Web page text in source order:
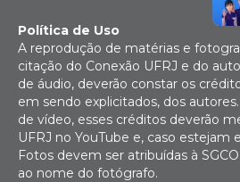
Política de Uso
A reprodução de matérias e
citação do Conexão UFRJ e do
de áudio, deverão constar os
em sendo explicitados, dos
de vídeo, esses créditos deverão
UFRJ no YouTube e, caso estejam
Fotos devem ser atribuídas à
ao nome do fotógrafo.